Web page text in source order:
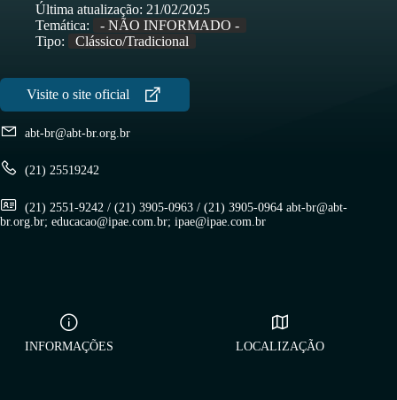
abt-br@abt-br.org.br
(21) 25519242
(21) 2551-9242 / (21) 3905-0963 / (21) 3905-0964 abt-br@abt-
br.org.br; educacao@ipae.com.br; ipae@ipae.com.br
Última atualização: 21/02/2025
Temática:
- NÃO INFORMADO -
Tipo:
Clássico/Tradicional
INFORMAÇÕES LOCALIZAÇÃO